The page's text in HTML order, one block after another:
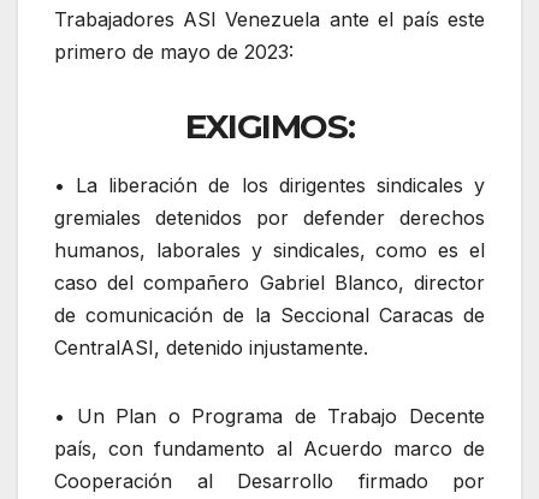
Trabajadores ASI Venezuela ante el país este
primero de mayo de 2023:
EXIGIMOS:
• La liberación de los dirigentes sindicales y
gremiales detenidos por defender derechos
humanos, laborales y sindicales, como es el
caso del compañero Gabriel Blanco, director
de comunicación de la Seccional Caracas de
CentralASI, detenido injustamente.
• Un Plan o Programa de Trabajo Decente
país, con fundamento al Acuerdo marco de
Cooperación al Desarrollo firmado por